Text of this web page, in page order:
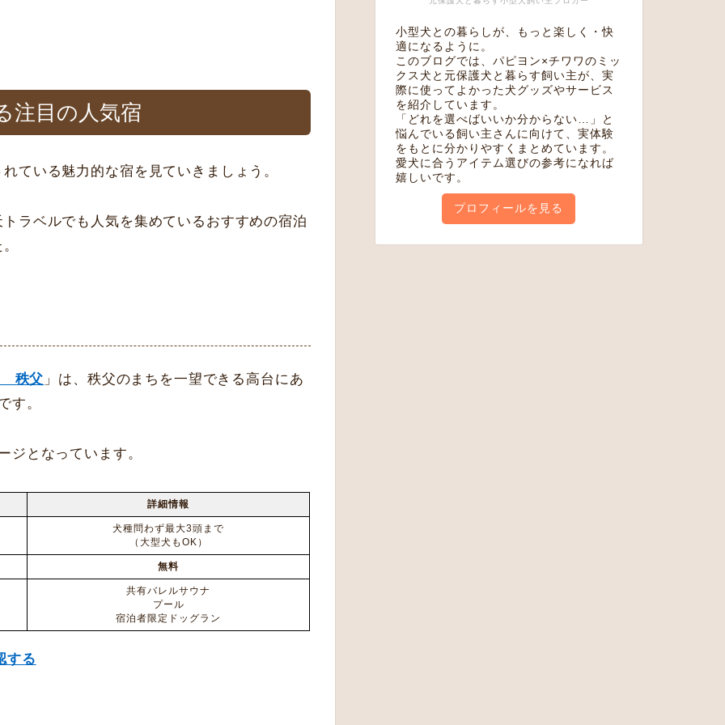
注目の人気宿
ている魅力的な宿を見ていきましょう。
ラベルでも人気を集めているおすすめの宿泊
秩父 」は、秩父のまちを一望できる高台にあ
す。
ジとなっています。
詳細情報
犬種問わず最大3頭まで
（大型犬もOK）
無料
共有バレルサウナ
プール
宿泊者限定ドッグラン
する
小型犬との暮らしが、もっと楽しく・快
適になるように。
このブログでは、パピヨン×チワワのミッ
クス犬と元保護犬と暮らす飼い主が、実
際に使ってよかった犬グッズやサービス
を紹介しています。
「どれを選べばいいか分からない…」と
悩んでいる飼い主さんに向けて、実体験
をもとに分かりやすくまとめています。
愛犬に合うアイテム選びの参考になれば
嬉しいです。
プロフィールを見る